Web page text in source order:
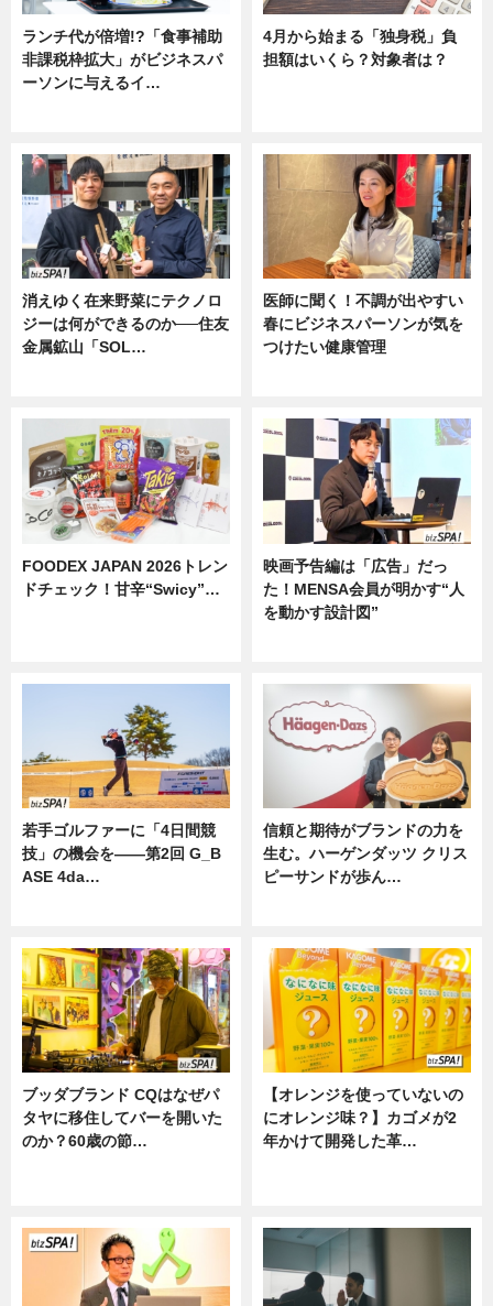
ランチ代が倍増!?「食事補助
非課税枠拡大」がビジネスパ
ーソンに与えるイ…
4月から始まる「独身税」負
担額はいくら？対象者は？
消えゆく在来野菜にテクノロ
ジーは何ができるのか──住友
金属鉱山「SOL…
医師に聞く！不調が出やすい
春にビジネスパーソンが気を
つけたい健康管理
FOODEX JAPAN 2026トレン
ドチェック！甘辛“Swicy”…
映画予告編は「広告」だっ
た！MENSA会員が明かす“人
を動かす設計図”
若手ゴルファーに「4日間競
技」の機会を——第2回 G_B
ASE 4da…
信頼と期待がブランドの力を
生む。ハーゲンダッツ クリス
ピーサンドが歩ん…
ブッダブランド CQはなぜパ
タヤに移住してバーを開いた
のか？60歳の節…
【オレンジを使っていないの
にオレンジ味？】カゴメが2
年かけて開発した革…